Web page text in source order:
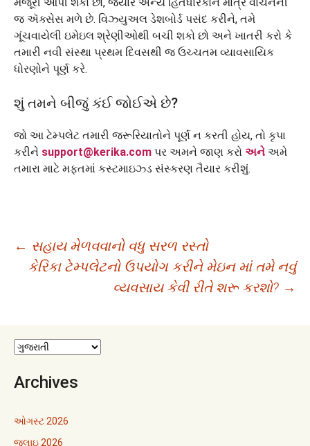
મંજૂરી આપી શકો છો, જ્યારે અન્ય હિતધારકોને માત્ર વાંચનની
જ ઍક્સેસ મળે છે. વિઝ્યુઅલ ડેશબોર્ડ પસંદ કરીને, તમે
ગૂંચવાયેલી ઇમેઇલ શ્રેણીઓથી બચી શકો છો અને ખાતરી કરો કે
તમારી નવી સંસ્થા પ્રથમ દિવસથી જ ઉચ્ચતમ વ્યાવસાયિક
ધોરણોને પૂર્ણ કરે.
શું તમને બીજું કંઈ જોઈએ છે?
જો આ ટેમ્પલેટ તમારી જરૂરિયાતોને પૂર્ણ ન કરતી હોય, તો કૃપા
કરીને support@kerika.com પર અમને જાણ કરો અને અમે
તમારા માટે મફતમાં કસ્ટમાઇઝ્ડ સંસ્કરણ તૈયાર કરીશું.
Post
navigation
← સહાય મેળવવાનો વધુ સરળ રસ્તો
કેરિકા ટેમ્પલેટનો ઉપયોગ કરીને મેઇન માં તમે નવું
વ્યવસાય કેવી રીતે શરૂ કરશો? →
Archives
ઓગસ્ટ 2026
જુલાઇ 2026